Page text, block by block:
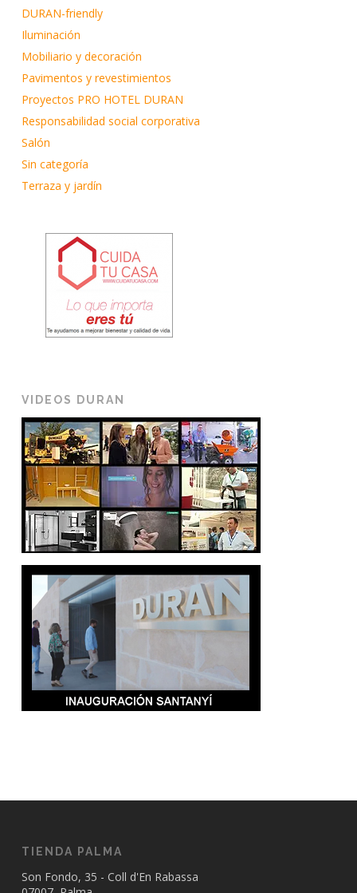
DURAN-friendly
Iluminación
Mobiliario y decoración
Pavimentos y revestimientos
Proyectos PRO HOTEL DURAN
Responsabilidad social corporativa
Salón
Sin categoría
Terraza y jardín
VIDEOS DURAN
TIENDA PALMA
Son Fondo, 35 - Coll d'En Rabassa